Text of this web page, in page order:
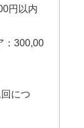
円以内
：300,00
につ